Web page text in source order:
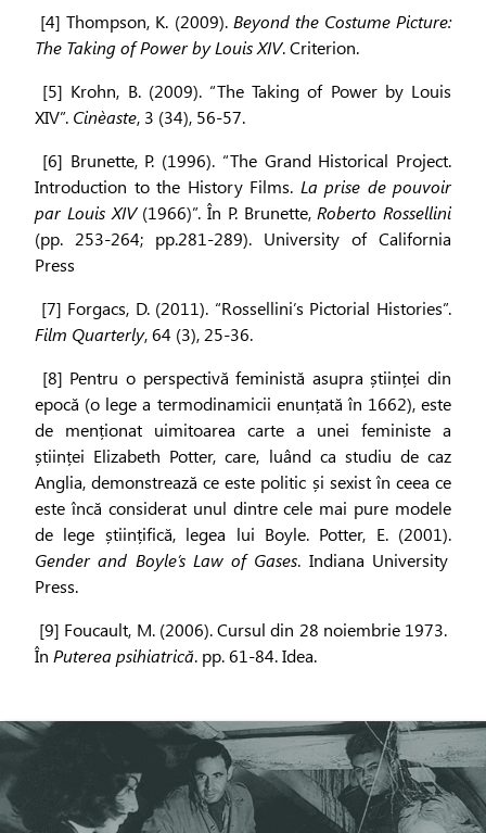
[4] Thompson, K. (2009). Beyond the Costume Picture:
The Taking of Power by Louis XIV. Criterion.
[5] Krohn, B. (2009). “The Taking of Power by Louis
XIV”. Cinèaste, 3 (34), 56-57.
[6] Brunette, P. (1996). “The Grand Historical Project.
Introduction to the History Films. La prise de pouvoir
par Louis XIV(1966)”. În P. Brunette,Roberto Rossellini
(pp. 253-264; pp.281-289). University of California
Press
[7] Forgacs, D. (2011). “Rossellini’s Pictorial Histories”.
Film Quarterly, 64 (3), 25-36.
[8] Pentru o perspectivă feministă asupra științei din
epocă (o lege a termodinamicii enunțată în 1662), este
de menționat uimitoarea carte a unei feministe a
științei Elizabeth Potter, care, luând ca studiu de caz
Anglia, demonstrează ce este politic și sexist în ceea ce
este încă considerat unul dintre cele mai pure modele
de lege științifică, legea lui Boyle. Potter, E. (2001).
Gender and Boyle’s Law of Gases. Indiana University
Press.
[9] Foucault, M. (2006). Cursul din 28 noiembrie 1973.
În Puterea psihiatrică. pp. 61-84. Idea.